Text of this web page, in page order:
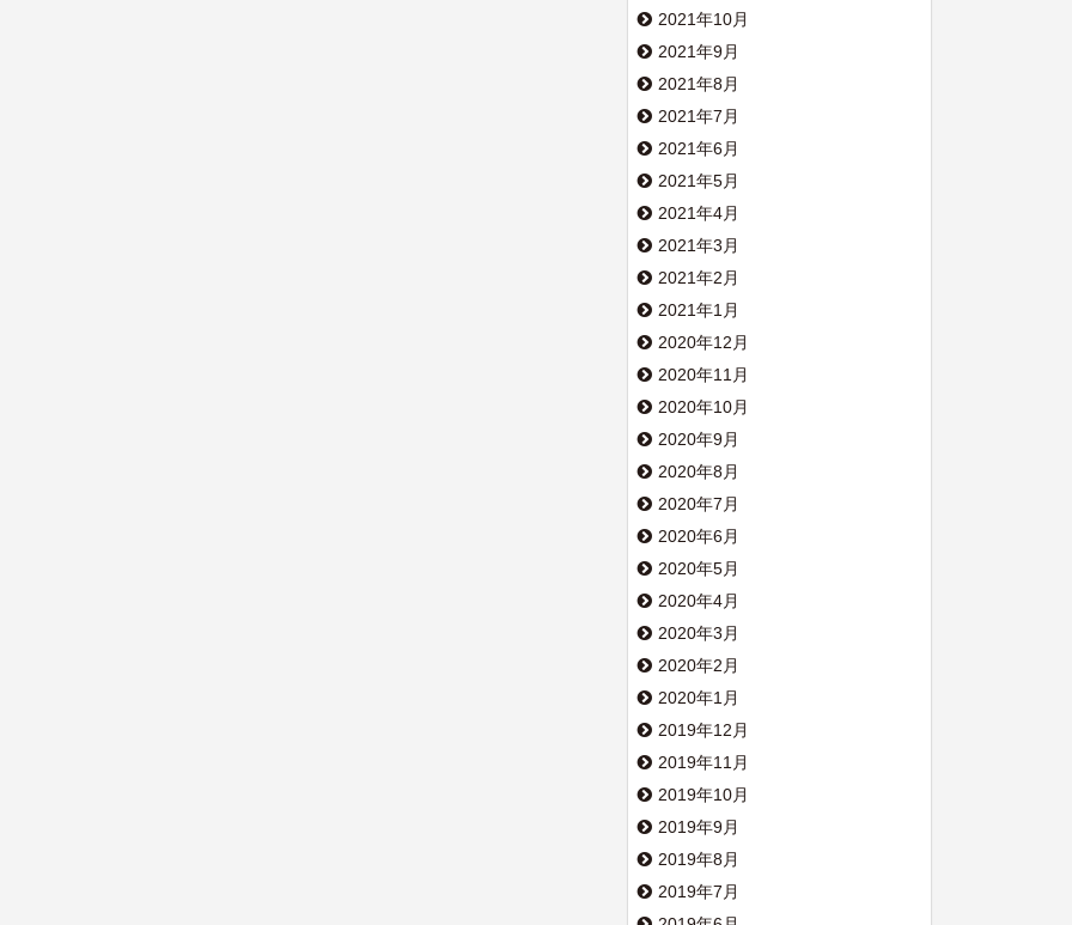
2021年10月
2021年9月
2021年8月
2021年7月
2021年6月
2021年5月
2021年4月
2021年3月
2021年2月
2021年1月
2020年12月
2020年11月
2020年10月
2020年9月
2020年8月
2020年7月
2020年6月
2020年5月
2020年4月
2020年3月
2020年2月
2020年1月
2019年12月
2019年11月
2019年10月
2019年9月
2019年8月
2019年7月